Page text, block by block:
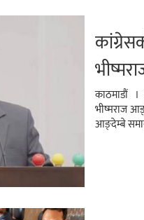
काठमाडौं
भीष्मराज
आङ्देम्बे